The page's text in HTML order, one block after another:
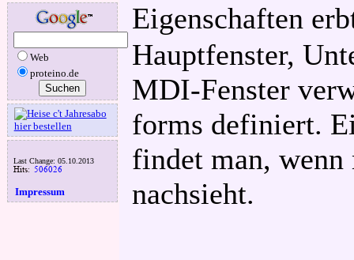
Web
proteino.de
Last Change: 05.10.2013
Impressum
Eigenschaften
Hauptfenster,
MDI-Fenster
forms definiert.
findet man,
nachsieht.